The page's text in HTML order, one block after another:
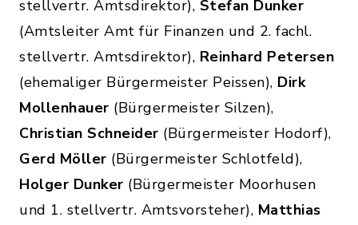
stellvertr. Amtsdirektor), Stefan Dunker
(Amtsleiter Amt für Finanzen und 2. fachl.
stellvertr. Amtsdirektor), Reinhard Petersen
(ehemaliger Bürgermeister Peissen), Dirk
Mollenhauer (Bürgermeister Silzen),
Christian Schneider (Bürgermeister Hodorf),
Gerd Möller (Bürgermeister Schlotfeld),
Holger Dunker (Bürgermeister Moorhusen
und 1. stellvertr. Amtsvorsteher), Matthias